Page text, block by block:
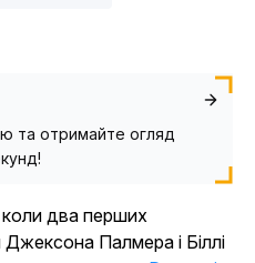
та отримайте огляд
коли два перших
Палмера і Біллі